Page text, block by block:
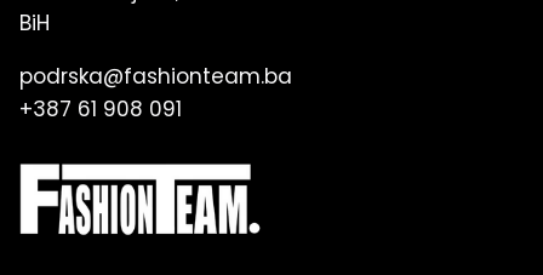
BiH
podrska@fashionteam.ba
+387 61 908 091